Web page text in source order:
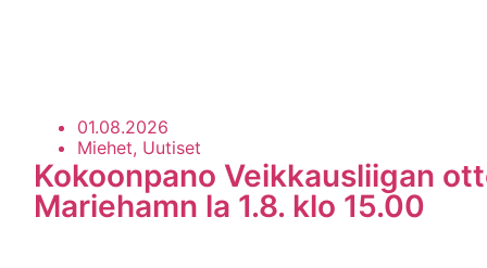
01.08.2026
Miehet, Uutiset
Kokoonpano Veikkausliigan
Mariehamn la 1.8. klo 15.00